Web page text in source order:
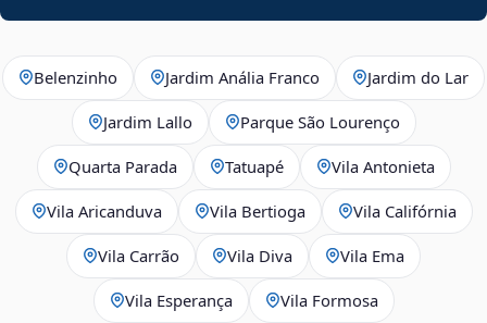
Belenzinho Jardim Anália Franco Jardim do Lar
Jardim Lallo Parque São Lourenço
Quarta Parada Tatuapé Vila Antonieta
Vila Aricanduva Vila Bertioga Vila Califórnia
Vila Carrão Vila Diva Vila Ema
Vila Esperança Vila Formosa